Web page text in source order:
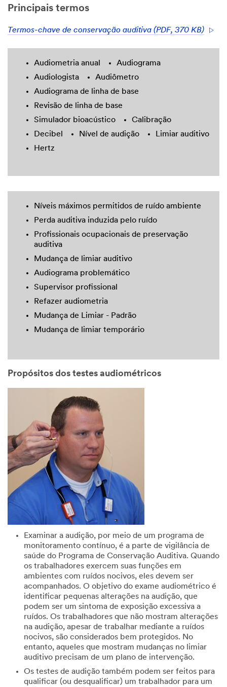
Principais termos
Termos-chave de conservação auditiva (PDF, 370 KB)
Audiometria anual
Audiograma
Audiologista
Audiômetro
Audiograma de linha de base
Revisão de linha de base
Simulador bioacústico
Calibração
Decibel
Nível de audição
Limiar auditivo
Hertz
Níveis máximos permitidos de ruído ambiente
Perda auditiva induzida pelo ruído
Profissionais ocupacionais de preservação
auditiva
Mudança de limiar auditivo
Audiograma problemático
Supervisor profissional
Refazer audiometria
Mudança de Limiar - Padrão
Mudança de limiar temporário
Propósitos dos testes audiométricos
Examinar a audição, por meio de um programa de
monitoramento contínuo, é a parte de vigilância de
saúde do Programa de Conservação Auditiva. Quando
os trabalhadores exercem suas funções em
ambientes com ruídos nocivos, eles devem ser
acompanhados. O objetivo do exame audiométrico é
identificar pequenas alterações na audição, que
podem ser um sintoma de exposição excessiva a
ruídos. Os trabalhadores que não mostram alterações
na audição, apesar de trabalhar mediante a ruídos
nocivos, são considerados bem protegidos. No
entanto, aqueles que mostram mudanças no limiar
auditivo precisam de um plano de intervenção.
Os testes de audição também podem ser feitos para
qualificar (ou desqualificar) um trabalhador para um